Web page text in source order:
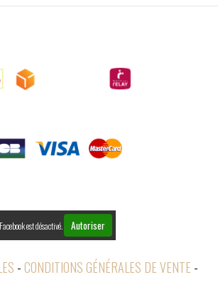
Facebook est désactivé. Autoriser
CONDITIONS GÉNÉRALES DE VENTE